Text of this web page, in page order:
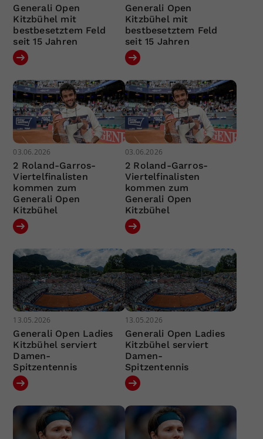
Generali Open
Kitzbühel mit
bestbesetztem Feld
seit 15 Jahren
Generali Open
Kitzbühel mit
bestbesetztem Feld
seit 15 Jahren
03.06.2026
2 Roland-Garros-
Viertelfinalisten
kommen zum
Generali Open
Kitzbühel
03.06.2026
2 Roland-Garros-
Viertelfinalisten
kommen zum
Generali Open
Kitzbühel
13.05.2026
Generali Open Ladies
Kitzbühel serviert
Damen-
Spitzentennis
13.05.2026
Generali Open Ladies
Kitzbühel serviert
Damen-
Spitzentennis